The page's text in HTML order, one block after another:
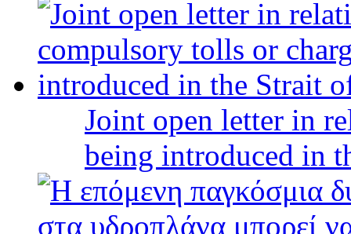
Joint open letter in
being introduced in